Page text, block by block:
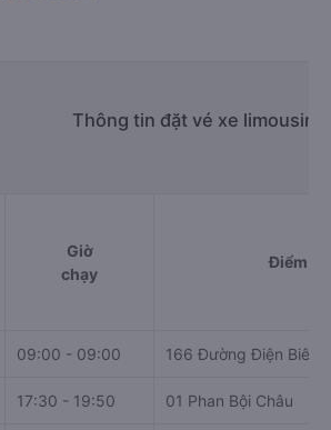
Thông tin đặt vé xe limousine
Giờ
chạy
Điểm đi
09:00 - 09:00 166 Đường Điện Biên
17:30 - 19:50 01 Phan Bội Châu